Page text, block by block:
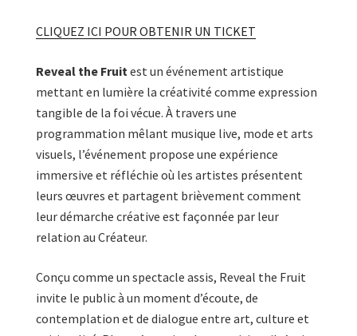
CLIQUEZ ICI POUR OBTENIR UN TICKET
Reveal the Fruit est un événement artistique
mettant en lumière la créativité comme expression
tangible de la foi vécue. À travers une
programmation mêlant musique live, mode et arts
visuels, l’événement propose une expérience
immersive et réfléchie où les artistes présentent
leurs œuvres et partagent brièvement comment
leur démarche créative est façonnée par leur
relation au Créateur.
Conçu comme un spectacle assis, Reveal the Fruit
invite le public à un moment d’écoute, de
contemplation et de dialogue entre art, culture et